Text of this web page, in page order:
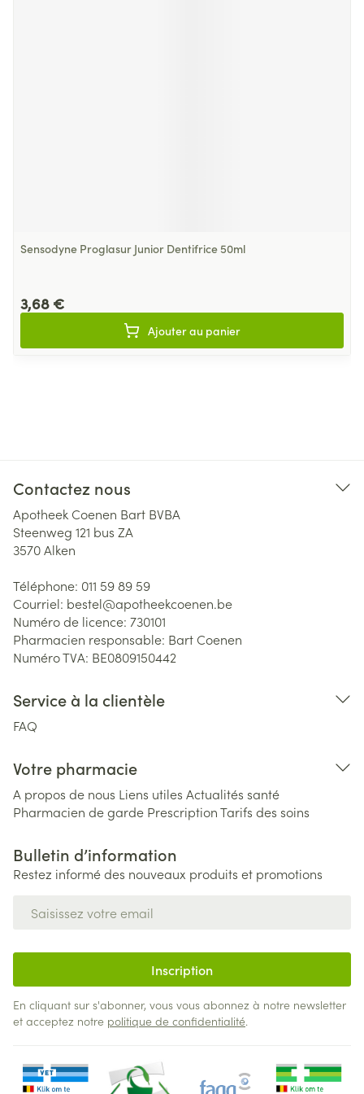
Sensodyne Proglasur Junior Dentifrice 50ml
3,68 €
Ajouter au panier
Contactez nous
Apotheek Coenen Bart BVBA
Steenweg 121 bus ZA
3570Alken
Téléphone: 011 59 89 59
Courriel: bestel@apotheekcoenen.be
Numéro de licence: 730101
Pharmacien responsable: Bart Coenen
Numéro TVA: BE0809150442
Service à la clientèle
FAQ
Votre pharmacie
A propos de nous Liens utiles Actualités santé
Pharmacien de garde PrescriptionTarifs des soins
Bulletin d’information
Restez informé des nouveaux produits et promotions
Inscription
En cliquant sur s'abonner, vous vous abonnez à notre newsletter
et acceptez notre politique de confidentialité.